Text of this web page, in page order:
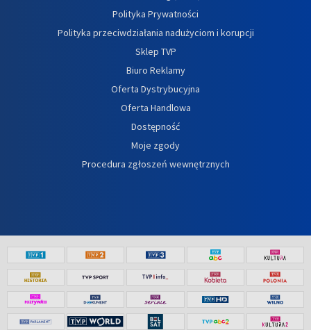
Polityka Prywatności
Polityka przeciwdziałania nadużyciom i korupcji
Sklep TVP
Biuro Reklamy
Oferta Dystrybucyjna
Oferta Handlowa
Dostępność
Moje zgody
Procedura zgłoszeń wewnętrznych